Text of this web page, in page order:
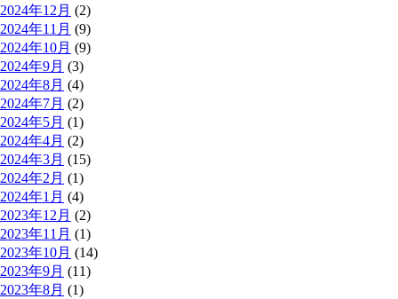
2024年12月 (2)
2024年11月 (9)
2024年10月 (9)
2024年9月 (3)
2024年8月 (4)
2024年7月 (2)
2024年5月 (1)
2024年4月 (2)
2024年3月 (15)
2024年2月 (1)
2024年1月 (4)
2023年12月 (2)
2023年11月 (1)
2023年10月 (14)
2023年9月 (11)
2023年8月 (1)